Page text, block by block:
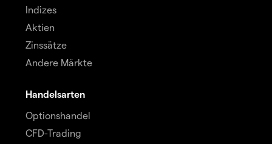
Indizes
Aktien
Zinssätze
Andere Märkte
Handelsarten
Optionshandel
CFD-Trading